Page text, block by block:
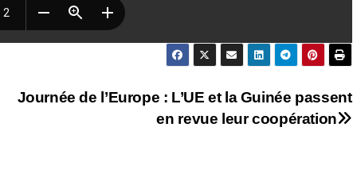
Journée de l’Europe : L’UE et la Guinée passent
en revue leur coopération